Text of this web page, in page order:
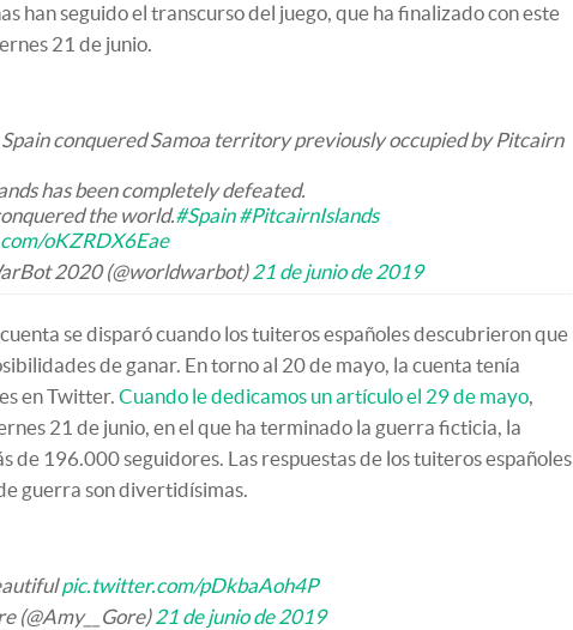
han seguido el transcurso del juego, que ha finalizado con este
21 de junio.
conquered Samoa territory previously occupied by Pitcairn
has been completely defeated.
the world.#Spain #PitcairnIslands
oKZRDX6Eae
2020 (@worldwarbot)21 de junio de 2019
se disparó cuando los tuiteros españoles descubrieron que
de ganar. En torno al 20 de mayo, la cuenta tenía
en Twitter. Cuando le dedicamos un artículo el 29 de mayo,
21 de junio, en el que ha terminado la guerra ficticia, la
de 196.000 seguidores. Las respuestas de los tuiteros españoles
guerra son divertidísimas.
pic.twitter.com/pDkbaAoh4P
(@Amy__Gore)21 de junio de 2019